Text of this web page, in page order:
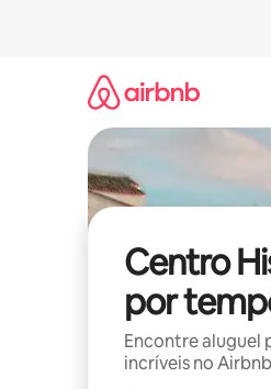
Centro
por
Encontre aluguel
incríveis no